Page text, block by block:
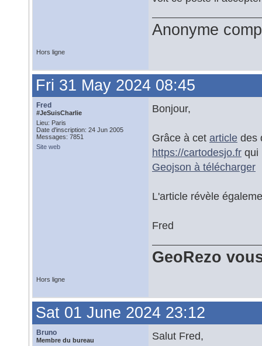
Anonyme
Hors ligne
Fri 31 May 2024 08:45
Fred
#JeSuisCharlie
Lieu: Paris
Date d'inscription: 24 Jun 2005
Messages: 7851
Site web
Bonjour,
Grâce à cet article des
https://cartodesjo.fr qui
Geojson à télécharger
L'article révèle
Fred
GeoRezo
Hors ligne
Sat 01 June 2024 23:12
Bruno
Membre du bureau
Salut Fred,